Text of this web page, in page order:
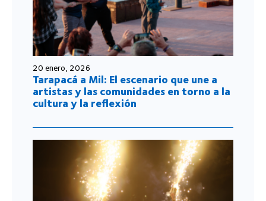
20 enero, 2026
Tarapacá a Mil: El escenario que une a
artistas y las comunidades en torno a la
cultura y la reflexión